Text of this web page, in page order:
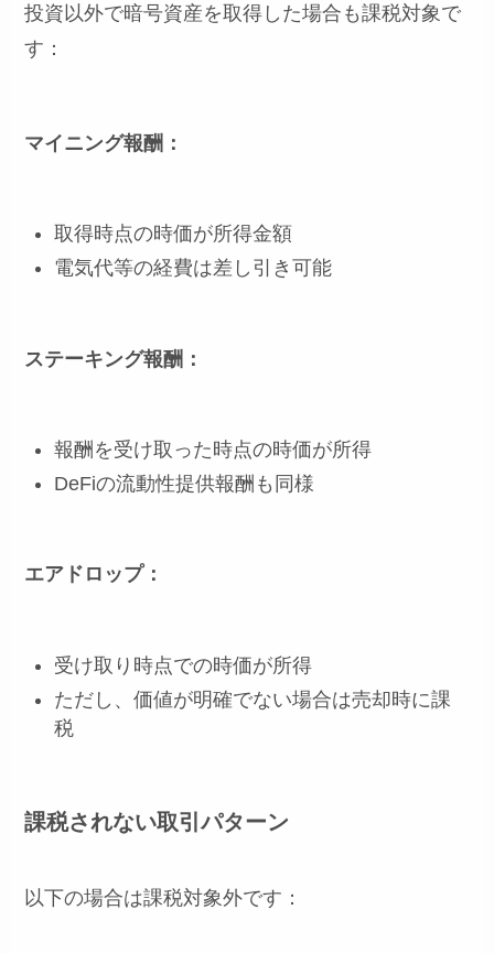
投資以外で暗号資産を取得した場合も課税対象で
す：
マイニング報酬：
取得時点の時価が所得金額
電気代等の経費は差し引き可能
ステーキング報酬：
報酬を受け取った時点の時価が所得
DeFiの流動性提供報酬も同様
エアドロップ：
受け取り時点での時価が所得
ただし、価値が明確でない場合は売却時に課
税
課税されない取引パターン
以下の場合は課税対象外です：